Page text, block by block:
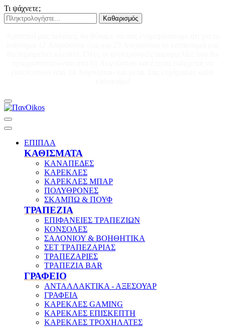
Τι ψάχνετε;
Καθαρισμός
ΕΠΙΠΛΑ
ΚΑΘΙΣΜΑΤΑ
ΚΑΝΑΠΕΔΕΣ
ΚΑΡΕΚΛΕΣ
ΚΑΡΕΚΛΕΣ ΜΠΑΡ
ΠΟΛΥΘΡΟΝΕΣ
ΣΚΑΜΠΩ & ΠΟΥΦ
ΤΡΑΠΕΖΙΑ
ΕΠΙΦΑΝΕΙΕΣ ΤΡΑΠΕΖΙΩΝ
ΚΟΝΣΟΛΕΣ
ΣΑΛΟΝΙΟΥ & ΒΟΗΘΗΤΙΚΑ
ΣΕΤ ΤΡΑΠΕΖΑΡΙΑΣ
ΤΡΑΠΕΖΑΡΙΕΣ
ΤΡΑΠΕΖΙΑ BAR
ΓΡΑΦΕΙΟ
ΑΝΤΑΛΛΑΚΤΙΚΑ - ΑΞΕΣΟΥΑΡ
ΓΡΑΦΕΙΑ
ΚΑΡΕΚΛΕΣ GAMING
ΚΑΡΕΚΛΕΣ ΕΠΙΣΚΕΠΤΗ
ΚΑΡΕΚΛΕΣ ΤΡΟΧΗΛΑΤΕΣ